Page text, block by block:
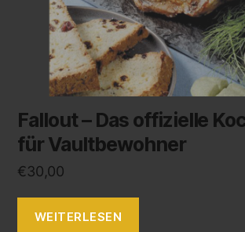
Fallout – Das offizielle
für Vaultbewohner
€30,00
WEITERLESEN